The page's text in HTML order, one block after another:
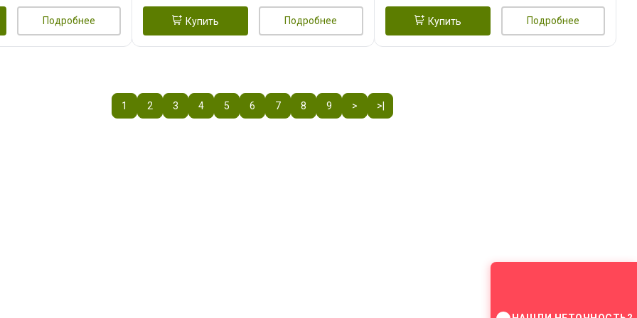
Подробнее Купить Подробнее Купить Подробнее
1 2 3 4 5 6 7 8 9 > >|